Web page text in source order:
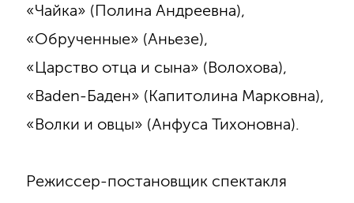
«Чайка» (Полина Андреевна),
«Обрученные» (Аньезе),
«Царство отца и сына» (Волохова),
«Baden-Баден» (Капитолина Марковна),
«Волки и овцы» (Анфуса Тихоновна).
Режиссер-постановщик спектакля